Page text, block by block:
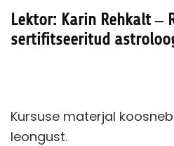
Lektor: Karin Rehkalt –
sertifitseeritud
Kursuse materjal
leongust.